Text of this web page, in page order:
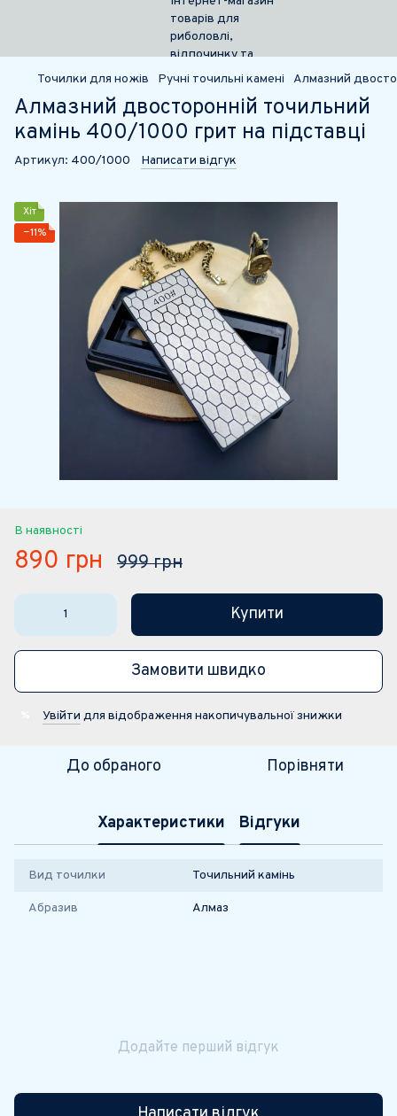
Точилки для ножів Ручні точильні камені Алмазний
Алмазний двосторонній точильний
камінь 400/1000 грит на підставці
Артикул: 400/1000 Написати відгук
Хіт
−11%
В наявності
890 грн 999 грн
Купити
Замовити швидко
Увійти для відображення накопичувальної знижки
До обраного Порівняти
Характеристики Відгуки
Вид точилки Точильний камінь
Абразив Алмаз
Додайте перший відгук